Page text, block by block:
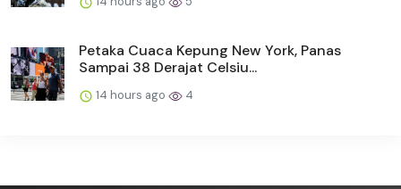
Petaka Cuaca Kepung New York, Panas
Sampai 38 Derajat Celsiu...
14 hours ago 4